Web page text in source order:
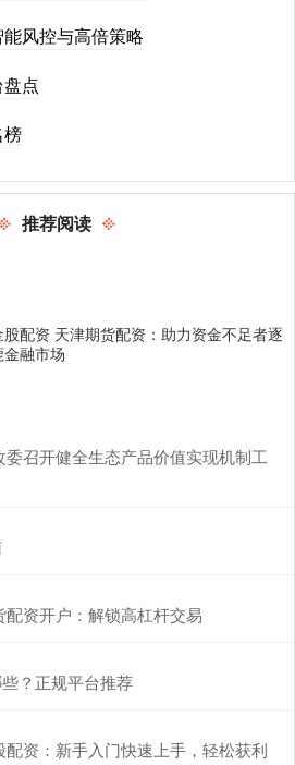
风控与高倍策略
点
榜
推荐阅读
股配资 天津期货配资：助力资金不足者逐
金融市场
召开健全生态产品价值实现机制工
资开户：解锁高杠杆交易
？正规平台推荐
资：新手入门快速上手，轻松获利